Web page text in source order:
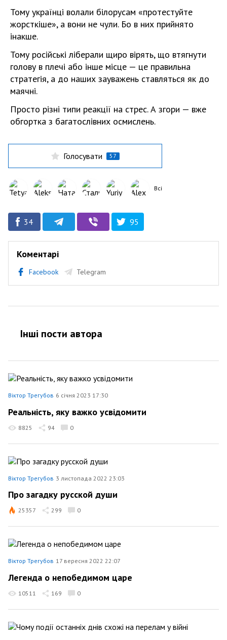
Тому українці волали білорусам «протестуйте
жорсткіше», а вони не чули. Бо в них прийнято
інакше.
Тому російські ліберали щиро вірять, що втягнути
голову в плечі або інше місце — це правильна
стратегія, а до наших зауважень ставляться як до
маячні.
Просто різні типи реакції на стрес. А згори — вже
обгортка з багатослівних осмислень.
Голосувати 57
Всі
34 95
Коментарі
Facebook Telegram
Інші пости автора
Віктор Трегубов 6 січня 2023 17:30
Реальність, яку важко усвідомити
8825 94 0
Віктор Трегубов 3 листопада 2022 23:03
Про загадку русской души
25357 299 0
Віктор Трегубов 17 вересня 2022 22:07
Легенда о непобедимом царе
10511 169 0